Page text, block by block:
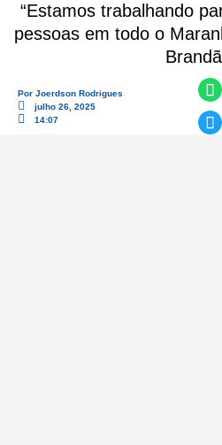
“Estamos trabalhando
pessoas em todo o
Por Joerdson Rodrigues
julho 26, 2025
14:07